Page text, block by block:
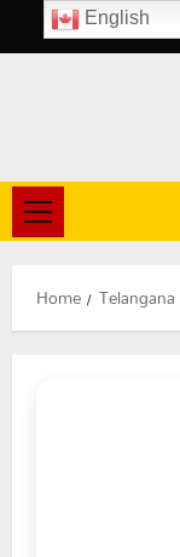
to
Primary
Menu
Home Telangana
English